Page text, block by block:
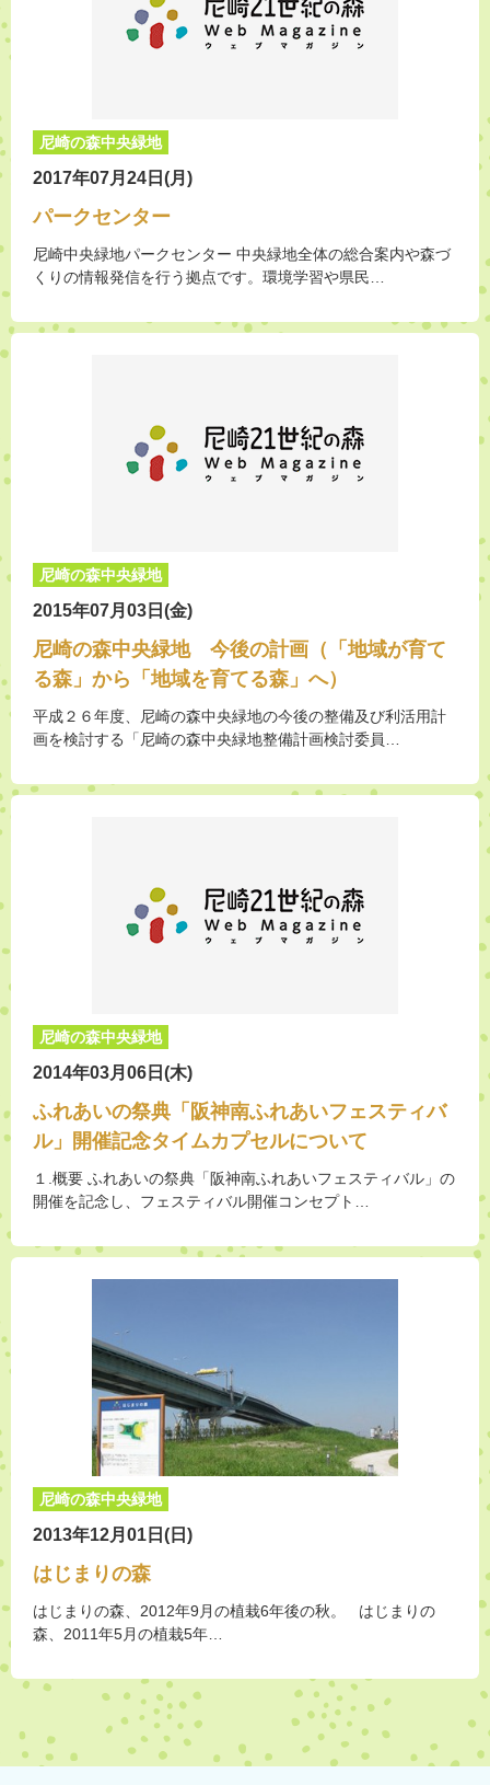
尼崎の森中央緑地
2017年07月24日(月)
パークセンター
尼崎中央緑地パークセンター 中央緑地全体の総合案内や森づ
くりの情報発信を行う拠点です。環境学習や県民…
尼崎の森中央緑地
2015年07月03日(金)
尼崎の森中央緑地 今後の計画（「地域が育て
る森」から「地域を育てる森」へ）
平成２６年度、尼崎の森中央緑地の今後の整備及び利活用計
画を検討する「尼崎の森中央緑地整備計画検討委員…
尼崎の森中央緑地
2014年03月06日(木)
ふれあいの祭典「阪神南ふれあいフェスティバ
ル」開催記念タイムカプセルについて
１.概要 ふれあいの祭典「阪神南ふれあいフェスティバル」の
開催を記念し、フェスティバル開催コンセプト…
尼崎の森中央緑地
2013年12月01日(日)
はじまりの森
はじまりの森、2012年9月の植栽6年後の秋。 はじまりの
森、2011年5月の植栽5年…